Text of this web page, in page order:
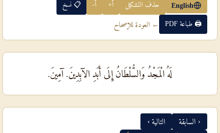
English حذف التشكيل أ+ أ- 📋 نسخ
🖨 طباعة PDF ← العودة للإصحاح
لَهُ الْمَجْدُ وَالسُّلْطَانُ إِلَى أَبَدِ الآبِدِينَ. آمِينَ.
‹ السابقة التالية ›